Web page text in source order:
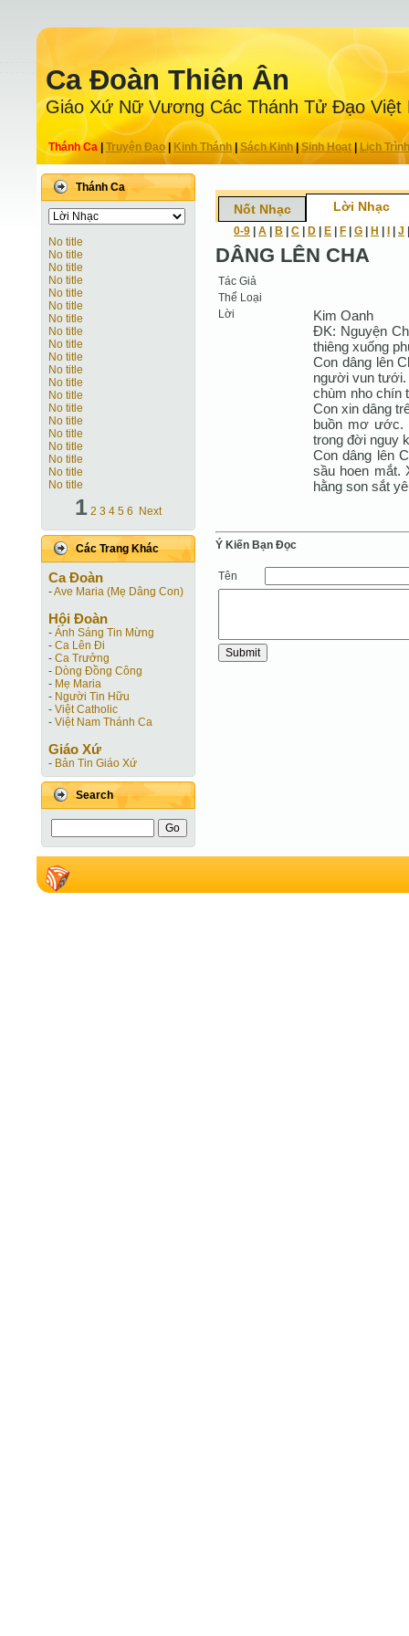
Ca Ðoàn Thiên Ân
Giáo Xứ Nữ Vương Các Thánh Tử Ðạo Việt
Thánh Ca Truyện Ðạo| Kinh Thánh Sách Kinh|Sinh Hoạt| Lịch Trình
Thánh Ca
No title
No title
No title
No title
No title
No title
No title
No title
No title
No title
No title
No title
No title
No title
No title
No title
No title
No title
No title
No title
1 2 3 4 5 6 Next
Các Trang Khác
Ca Ðoàn
-Ave Maria (Mẹ Dâng Con)
Hội Ðoàn
- Ánh Sáng Tin Mừng
- Ca Lên Đi
- Ca Trưởng
- Dòng Đồng Công
- Mẹ Maria
- Người Tin Hữu
- Việt Catholic
- Việt Nam Thánh Ca
Giáo Xứ
- Bản Tin Giáo Xứ
Search
Nốt Nhạc Lời Nhạc
0-9 A B C D E F G H J
DÂNG LÊN CHA
Tác Giả
Thể Loại
Lời
Kim Oanh
ĐK: Nguyện
thiêng xuống
Con dâng lên
người vun tưới.
chùm nho chín
Con xin dâng
buồn mơ ước.
trong đời nguy
Con dâng lên
sầu hoen mắt.
hằng son sắt
Ý Kiến Bạn Ðọc
Tên